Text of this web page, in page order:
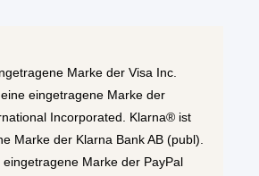
Marke der Visa Inc.
eingetragene Marke der
Incorporated. Klarna® ist
Marke der Klarna Bank AB (publ).
Marke der PayPal